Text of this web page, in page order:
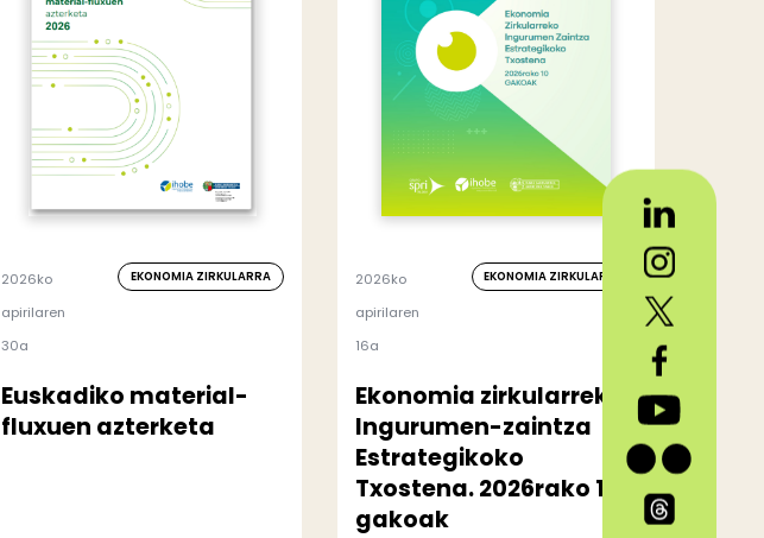
2026ko
apirilaren
30a
EKONOMIA ZIRKULARRA
Euskadiko material-
fluxuen azterketa
2026ko
apirilaren
16a
EKONOMIA ZIRKULARRA
Ekonomia zirkularreko
Ingurumen-zaintza
Estrategikoko
Txostena. 2026rako 10
gakoak